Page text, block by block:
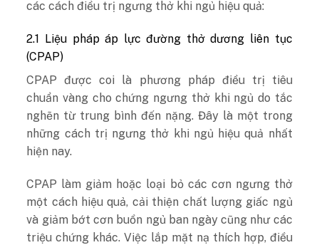
các cách điều trị ngưng thở khi ngủ hiệu quả:
2.1 Liệu pháp áp lực đường thở dương liên tục
(CPAP)
CPAP được coi là phương pháp điều trị tiêu
chuẩn vàng cho chứng ngưng thở khi ngủ do tắc
nghẽn từ trung bình đến nặng. Đây là một trong
những cách trị ngưng thở khi ngủ hiệu quả nhất
hiện nay.
CPAP làm giảm hoặc loại bỏ các cơn ngưng thở
một cách hiệu quả, cải thiện chất lượng giấc ngủ
và giảm bớt cơn buồn ngủ ban ngày cũng như các
triệu chứng khác. Việc lắp mặt nạ thích hợp, điều